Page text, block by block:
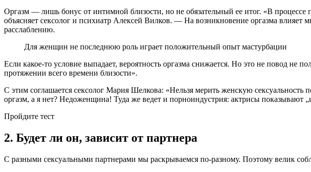
Оргазм — лишь бонус от интимной близости, но не обязательный ее итог. «В
объясняет сексолог и психиатр Алексей Вилков. — На возникновение оргазма влияет
расслаблению.
Для женщин не последнюю роль играет положительный опыт мастурбации
Если какое-то условие выпадает, вероятность оргазма снижается. Но это не повод
протяжении всего времени близости».
С этим соглашается сексолог Мария Шелкова: «Нельзя мерить женскую
оргазм, а я нет? Недоженщина! Туда же ведет и порноиндустрия: актрисы показывают
Пройдите тест
2. Будет ли он, зависит от партнера
С разными сексуальными партнерами мы раскрываемся по-разному. Поэтому велик